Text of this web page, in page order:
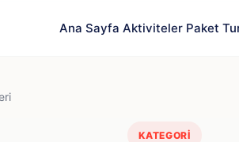
Ana Sayfa Aktiviteler Paket
KATEGORI